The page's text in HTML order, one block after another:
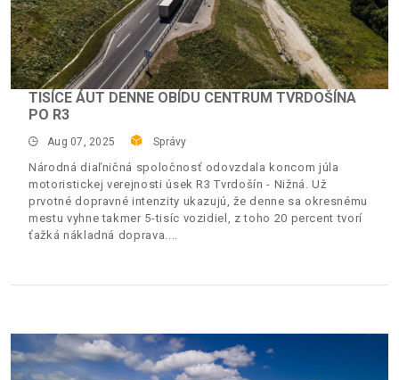
TISÍCE ÁUT DENNE OBÍDU CENTRUM TVRDOŠÍNA
PO R3
Aug 07, 2025 Správy
Národná diaľničná spoločnosť odovzdala koncom júla
motoristickej verejnosti úsek R3 Tvrdošín - Nižná. Už
prvotné dopravné intenzity ukazujú, že denne sa okresnému
mestu vyhne takmer 5-tisíc vozidiel, z toho 20 percent tvorí
ťažká nákladná doprava.